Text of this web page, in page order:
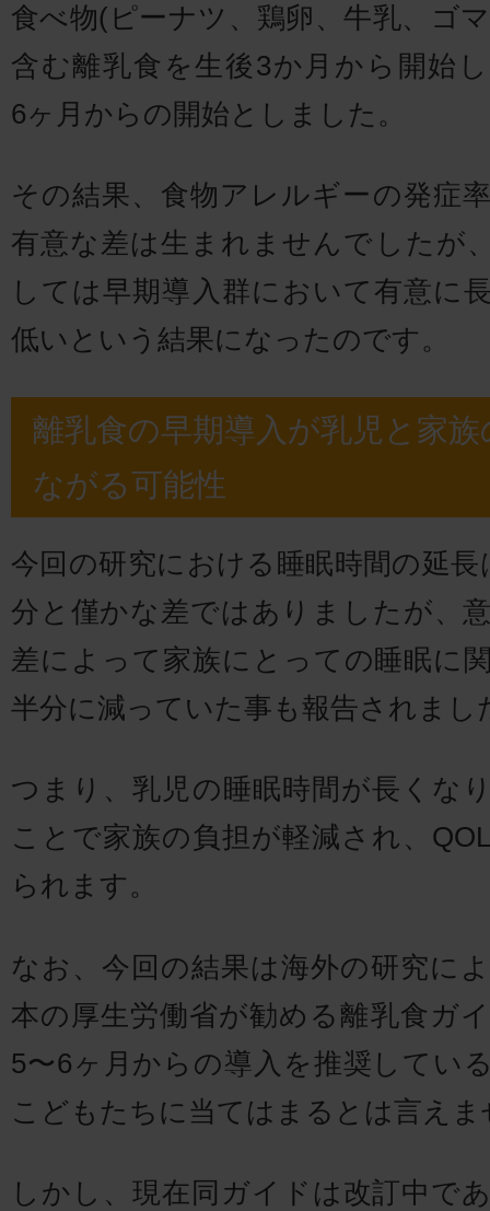
食べ物(ピーナツ、鶏卵、牛乳、ゴ
含む離乳食を生後3か月から開始
6ヶ月からの開始としました。
その結果、食物アレルギーの発症
有意な差は生まれませんでしたが
しては早期導入群において有意に
低いという結果になったのです。
離乳食の早期導入が乳児と家
ながる可能性
今回の研究における睡眠時間の延
分と僅かな差ではありましたが、
差によって家族にとっての睡眠に
半分に減っていた事も報告されまし
つまり、乳児の睡眠時間が長くな
ことで家族の負担が軽減され、
られます。
なお、今回の結果は海外の研究に
本の厚生労働省が勧める離乳食ガ
5〜6ヶ月からの導入を推奨してい
こどもたちに当てはまるとは言えま
しかし、現在同ガイドは改訂中で